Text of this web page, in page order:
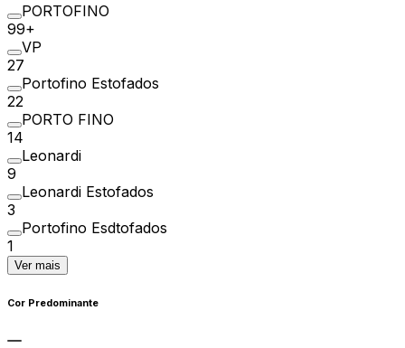
PORTOFINO
99+
VP
27
Portofino Estofados
22
PORTO FINO
14
Leonardi
9
Leonardi Estofados
3
Portofino Esdtofados
1
Ver mais
Cor Predominante